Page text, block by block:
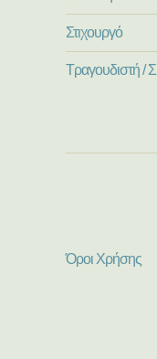
Στιχουργό
Τραγουδιστή /
Όροι Χρήσης